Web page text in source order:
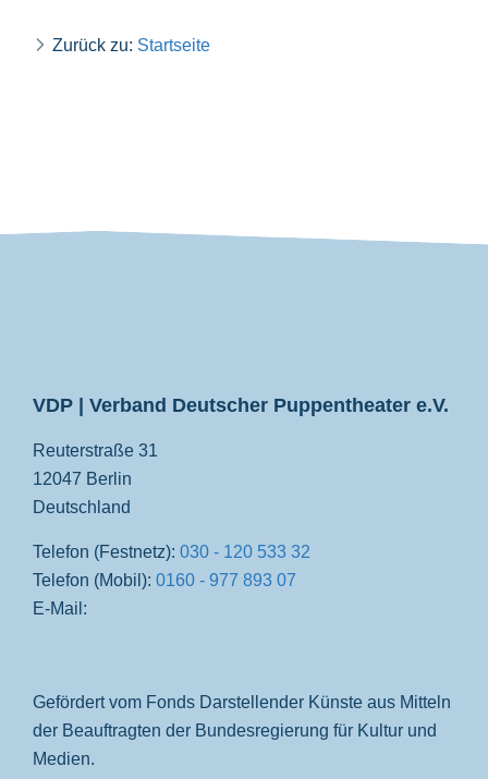
Zurück zu: Startseite
VDP | Verband Deutscher Puppentheater e.V.
Reuterstraße 31
12047 Berlin
Deutschland
Telefon (Festnetz): 030 - 120 533 32
Telefon (Mobil): 0160 - 977 893 07
E-Mail:
Gefördert vom Fonds Darstellender Künste aus Mitteln
der Beauftragten der Bundesregierung für Kultur und
Medien.